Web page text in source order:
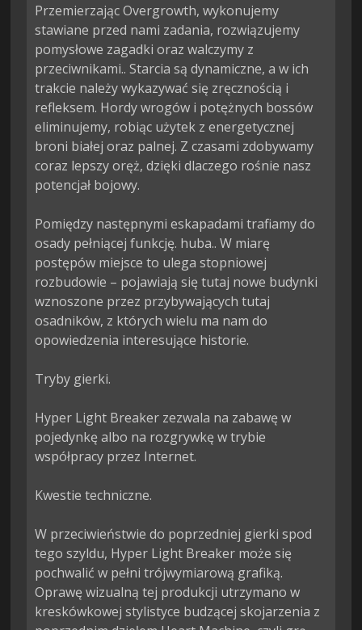
Przemierzając Overgrowth, wykonujemy
stawiane przed nami zadania, rozwiązujemy
pomysłowe zagadki oraz walczymy z
przeciwnikami.. Starcia są dynamiczne, a w ich
trakcie należy wykazywać się zręcznością i
refleksem. Hordy wrogów i potężnych bossów
eliminujemy, robiąc użytek z energetycznej
broni białej oraz palnej. Z czasami zdobywamy
coraz lepszy oręż, dzięki dlaczego rośnie nasz
potencjał bojowy.
Pomiędzy następnymi eskapadami trafiamy do
osady pełniącej funkcję. huba.. W miarę
postępów miejsce to ulega stopniowej
rozbudowie – pojawiają się tutaj nowe budynki
wznoszone przez przybywających tutaj
osadników, z których wielu ma nam do
opowiedzenia interesujące historie.
Tryby gierki.
Hyper Light Breaker zezwala na zabawę w
pojedynkę albo na rozgrywkę w trybie
współpracy przez Internet.
Kwestie techniczne.
W przeciwieństwie do poprzedniej gierki spod
tego szyldu, Hyper Light Breaker może się
pochwalić w pełni trójwymiarową grafiką.
Oprawę wizualną tej produkcji utrzymano w
kreskówkowej stylistyce budzącej skojarzenia z